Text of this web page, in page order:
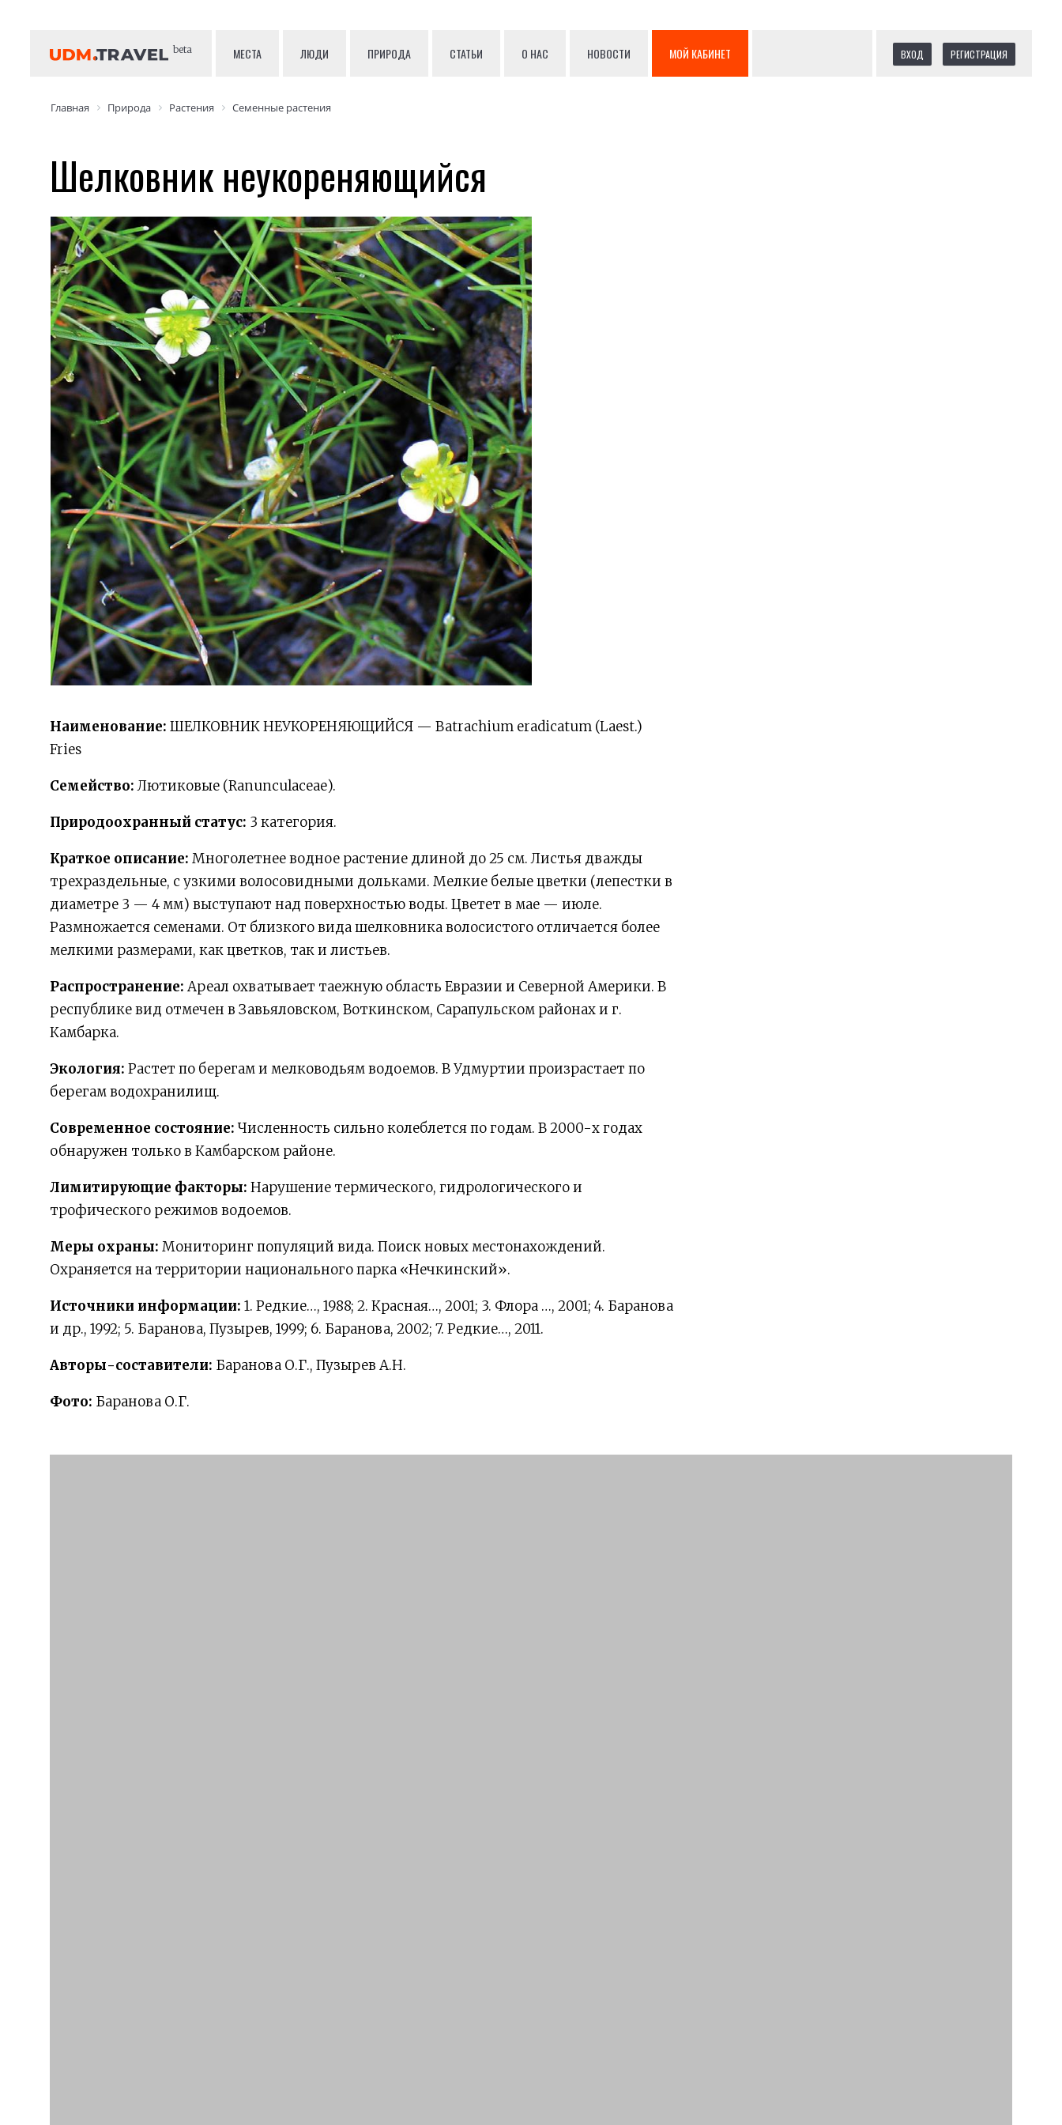
beta МЕСТА ЛЮДИ ПРИРОДА СТАТЬИ О НАС НОВОСТИ МОЙ КАБИНЕТ ВХОД РЕГИСТРАЦИЯ
Главная Природа Растения Семенные растения
Шелковник неукореняющийся
Наименование: ШЕЛКОВНИК НЕУКОРЕНЯЮЩИЙСЯ — Batrachium eradicatum (Laest.)
Fries
Семейство:Лютиковые (Ranunculaceae).
Природоохранный статус: 3 категория.
Краткое описание: Многолетнее водное растение длиной до 25 см. Листья дважды
трехраздельные, с узкими волосовидными дольками. Мелкие белые цветки (лепестки в
диаметре 3 — 4 мм) выступают над поверхностью воды. Цветет в мае — июле.
Размножается семенами. От близкого вида шелковника волосистого отличается более
мелкими размерами, как цветков, так и листьев.
Распространение: Ареал охватывает таежную область Евразии и Северной Америки. В
республике вид отмечен в Завьяловском, Воткинском, Сарапульском районах и г.
Камбарка.
Экология: Растет по берегам и мелководьям водоемов. В Удмуртии произрастает по
берегам водохранилищ.
Современное состояние: Численность сильно колеблется по годам. В 2000-х годах
обнаружен только в Камбарском районе.
Лимитирующие факторы: Нарушение термического, гидрологического и
трофического режимов водоемов.
Меры охраны: Мониторинг популяций вида. Поиск новых местонахождений.
Охраняется на территории национального парка «Нечкинский».
Источники информации: 1. Редкие…, 1988; 2. Красная…, 2001; 3. Флора …, 2001; 4. Баранова
и др., 1992; 5. Баранова, Пузырев, 1999; 6. Баранова, 2002; 7. Редкие…, 2011.
Авторы-составители: Баранова О.Г., Пузырев А.Н.
Фото: Баранова О.Г.